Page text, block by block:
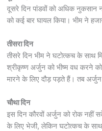
दूसरे दिन पांडवों को अधिक नुकसान
को कई बार घायल किया। भीम ने
तीसरा दिन
तीसरे दिन भीम ने घटोत्कच के साथ
श्रीकृष्ण अर्जुन को भीष्म वध करने
मारने के लिए दौड़ पड़ते हैं। तब अर्जुन
चौथा दिन
इस दिन कौरवों अर्जुन को रोक नहीं
के लिए भेजी, लेकिन घटोत्कच के